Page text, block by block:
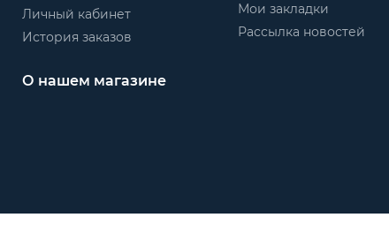
Личный кабинет
История заказов
Мои закладки
Рассылка новостей
О нашем магазине